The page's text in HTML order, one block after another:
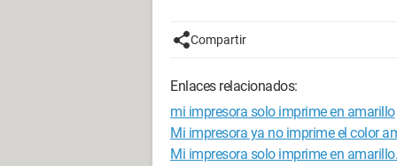
Compartir
Enlaces relacionados:
mi impresora solo imprime en amarillo
Mi impresora ya no imprime el color
Mi impresora solo imprime en amarillo.